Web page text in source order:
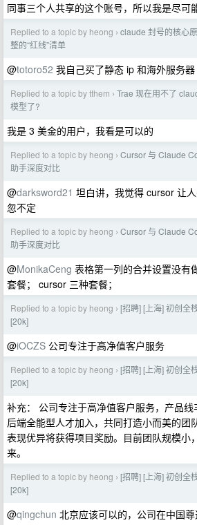
同事三个人共享的这个账号，所以我是尽可
Replied to a topic by heong › claude 封号的核心
整的“红线”清单
@totoro52 我自己买了静态 ip 和海外服务器
Replied to a topic by tthem › Trae 现在用不了
模型了?
我是 3 美金的用户，我看是可以的
Replied to a topic by heong › Cursor 与 Claude
助手深度对比
@darksword21 坦白讲，我觉得 cursor 让
忽不定
Replied to a topic by heong › Cursor 与 Claude
助手深度对比
@MonikaCeng 表格第一列的合并设置没有
套餐； cursor 三种套餐；
Replied to a topic by heong › [招聘] [上海] 初创全
[20k]
@iOCZS 公司专注于高净值客户服务
Replied to a topic by heong › [招聘] [上海] 初创全
[20k]
补充： 公司专注于高净值客户服务，产品
后端全能型人才加入，共同打造小而美的团
表现优异将获得项目奖励。目前团队规模小
来。
Replied to a topic by heong › [招聘] [上海] 初创全
[20k]
@qingchun 北京应该可以的，公司在中国